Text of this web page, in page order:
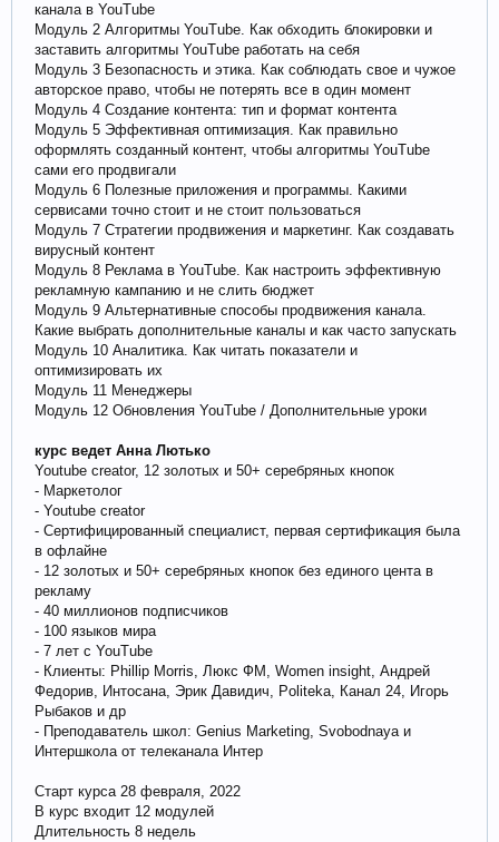
канала в YouTube
Модуль 2 Алгоритмы YouTube. Как обходить блокировки и
заставить алгоритмы YouTube работать на себя
Модуль 3 Безопасность и этика. Как соблюдать свое и чужое
авторское право, чтобы не потерять все в один момент
Модуль 4 Создание контента: тип и формат контента
Модуль 5 Эффективная оптимизация. Как правильно
оформлять созданный контент, чтобы алгоритмы YouTube
сами его продвигали
Модуль 6 Полезные приложения и программы. Какими
сервисами точно стоит и не стоит пользоваться
Модуль 7 Стратегии продвижения и маркетинг. Как создавать
вирусный контент
Модуль 8 Реклама в YouTube. Как настроить эффективную
рекламную кампанию и не слить бюджет
Модуль 9 Альтернативные способы продвижения канала.
Какие выбрать дополнительные каналы и как часто запускать
Модуль 10 Аналитика. Как читать показатели и
оптимизировать их
Модуль 11 Менеджеры
Модуль 12 Обновления YouTube / Дополнительные уроки
курс ведет Анна Лютько
Youtube creator, 12 золотых и 50+ серебряных кнопок
- Маркетолог
- Youtube creator
- Сертифицированный специалист, первая сертификация была
в офлайне
- 12 золотых и 50+ серебряных кнопок без единого цента в
рекламу
- 40 миллионов подписчиков
- 100 языков мира
- 7 лет с YouTube
- Клиенты: Phillip Morris, Люкс ФМ, Women insight, Андрей
Федорив, Интосана, Эрик Давидич, Politeka, Канал 24, Игорь
Рыбаков и др
- Преподаватель школ: Genius Marketing, Svobodnaya и
Интершкола от телеканала Интер
Старт курса 28 февраля, 2022
В курс входит 12 модулей
Длительность 8 недель